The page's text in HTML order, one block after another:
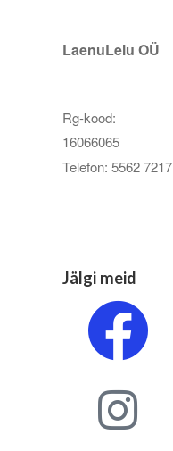
LaenuLelu OÜ
Rg-kood:
16066065
Telefon: 5562 7217
Jälgi meid